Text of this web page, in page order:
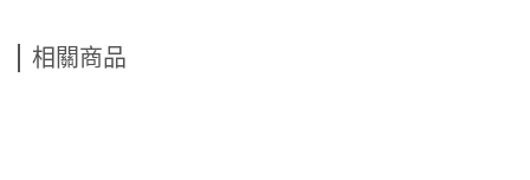
相關商品